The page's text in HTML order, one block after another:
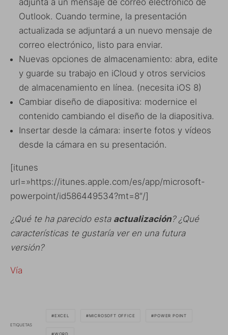
adjunta a un mensaje de correo electrónico de
Outlook. Cuando termine, la presentación
actualizada se adjuntará a un nuevo mensaje de
correo electrónico, listo para enviar.
Nuevas opciones de almacenamiento: abra, edite
y guarde su trabajo en iCloud y otros servicios
de almacenamiento en línea. (necesita iOS 8)
Cambiar diseño de diapositiva: modernice el
contenido cambiando el diseño de la diapositiva.
Insertar desde la cámara: inserte fotos y vídeos
desde la cámara en su presentación.
[itunes
url=»https://itunes.apple.com/es/app/microsoft-
powerpoint/id586449534?mt=8″/]
¿Qué te ha parecido esta actualización? ¿Qué
características te gustaría ver en una futura
versión?
Vía
ETIQUETAS
EXCEL MICROSOFT OFFICE POWER POINT